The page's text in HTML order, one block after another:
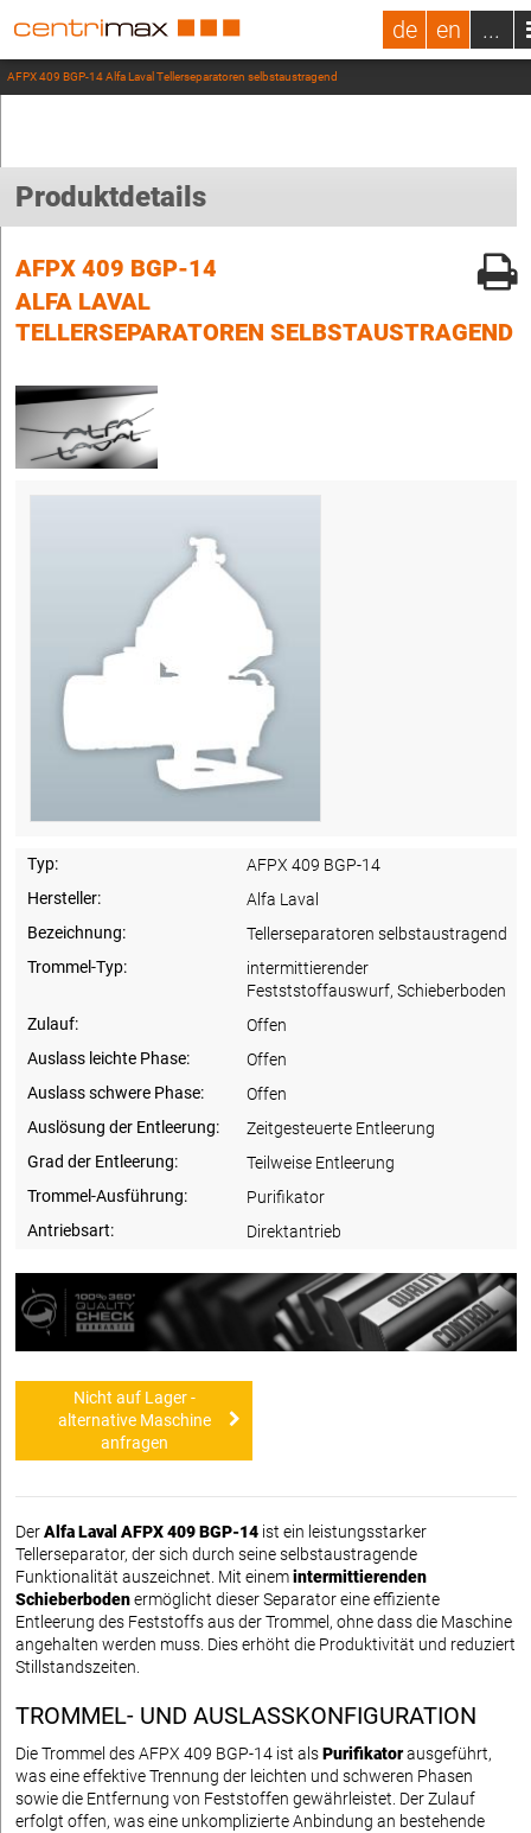
de en ...
AFPX 409 BGP-14 Alfa Laval Tellerseparatoren selbstaustragend
Produktdetails
AFPX 409 BGP-14
ALFA LAVAL
TELLERSEPARATOREN SELBSTAUSTRAGEND
Typ:
AFPX 409 BGP-14
Hersteller:
Alfa Laval
Bezeichnung:
Tellerseparatoren selbstaustragend
Trommel-Typ:
intermittierender
Festststoffauswurf, Schieberboden
Zulauf:
Offen
Auslass leichte Phase:
Offen
Auslass schwere Phase:
Offen
Auslösung der Entleerung:
Zeitgesteuerte Entleerung
Grad der Entleerung:
Teilweise Entleerung
Trommel-Ausführung:
Purifikator
Antriebsart:
Direktantrieb
Nicht auf Lager -
alternative Maschine
anfragen
DerAlfa Laval AFPX 409 BGP-14 ist ein leistungsstarker
Tellerseparator, der sich durch seine selbstaustragende
Funktionalität auszeichnet. Mit einemintermittierenden
Schieberbodenermöglicht dieser Separator eine effiziente
Entleerung des Feststoffs aus der Trommel, ohne dass die Maschine
angehalten werden muss. Dies erhöht die Produktivität und reduziert
Stillstandszeiten.
TROMMEL- UND AUSLASSKONFIGURATION
Die Trommel des AFPX 409 BGP-14 ist alsPurifikatorausgeführt,
was eine effektive Trennung der leichten und schweren Phasen
sowie die Entfernung von Feststoffen gewährleistet. Der Zulauf
erfolgt offen, was eine unkomplizierte Anbindung an bestehende